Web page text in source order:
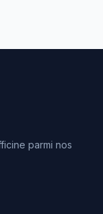
parmi nos